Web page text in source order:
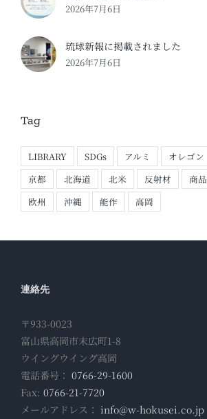
2026年7月6日
琉球新報に掲載されました
2026年7月6日
Tag
LIBRARY SDGs アルミ オレゴン
京都
北海道 北米 反射材 商品
欧州
沖縄 能作 高岡
連絡先
〒933-0023
富山県高岡市末広町1-8
ウイングウイング高岡
電話番号： 0766-29-1600
Fax: 0766-21-7720
メールアドレス： info@w-hokusei.co.jp